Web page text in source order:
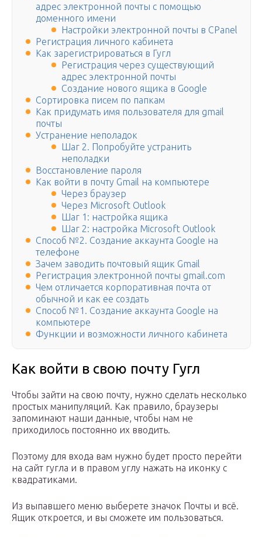
адрес электронной почты с помощью
доменного имени
Настройки электронной почты в CPanel
Регистрация личного кабинета
Как зарегистрироваться в Гугл
Регистрация через существующий
адрес электронной почты
Создание нового ящика в Google
Сортировка писем по папкам
Как придумать имя пользователя для gmail
почты
Устранение неполадок
Шаг 2. Попробуйте устранить
неполадки
Восстановление пароля
Как войти в почту Gmail на компьютере
Через браузер
Через Microsoft Outlook
Шаг 1: настройка ящика
Шаг 2: настройка Microsoft Outlook
Способ №2. Создание аккаунта Google на
телефоне
Зачем заводить почтовый ящик Gmail
Регистрация электронной почты gmail.com
Чем отличается корпоративная почта от
обычной и как ее создать
Способ №1. Создание аккаунта Google на
компьютере
Функции и возможности личного кабинета
Как войти в свою почту Гугл
Чтобы зайти на свою почту, нужно сделать несколько
простых манипуляций. Как правило, браузеры
запоминают наши данные, чтобы нам не
приходилось постоянно их вводить.
Поэтому для входа вам нужно будет просто перейти
на сайт гугла и в правом углу нажать на иконку с
квадратиками.
Из выпавшего меню выберете значок Почты и всё.
Ящик откроется, и вы сможете им пользоваться.